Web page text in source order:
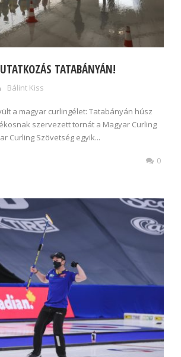
TATABÁNYÁN!
Bálint Kiss
a magyar curlingélet: Tatabányán húsz
szervezett tornát a Magyar Curling
Curling Szövetség egyik...
0